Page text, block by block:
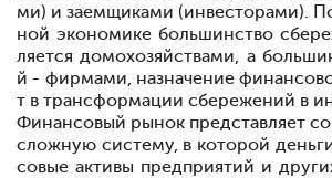
ми) и заемщиками (инвесторами).
ной экономике большинство
ляется домохозяйствами, а
й - фирмами, назначение
т в трансформации сбережений в
Финансовый рынок представляет
сложную систему, в которой
совые активы предприятий и